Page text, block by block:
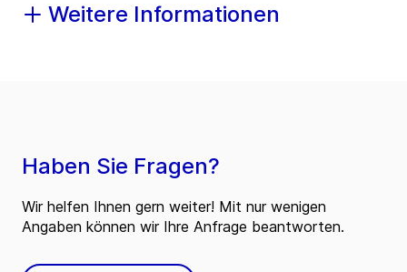
Weitere Informationen
Haben Sie Fragen?
Wir helfen Ihnen gern weiter! Mit nur wenigen
Angaben können wir Ihre Anfrage beantworten.